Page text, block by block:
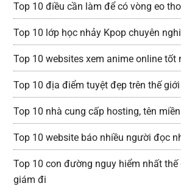
Top 10 điều cần làm để có vòng eo
Top 10 lớp học nhảy Kpop chuyên
Top 10 websites xem anime online tốt
Top 10 địa điểm tuyệt đẹp trên thế
Top 10 nhà cung cấp hosting, tên
Top 10 website báo nhiều người đọc
Top 10 con đường nguy hiểm nhất
giám đi